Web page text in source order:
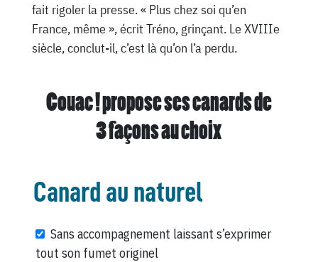
fait rigoler la presse. « Plus chez soi qu’en
France, même », écrit Tréno, grinçant. Le XVIIIe
siècle, conclut-il, c’est là qu’on l’a perdu.
Couac ! propose ses canards de
3 façons au choix
Canard au naturel
Sans accompagnement laissant s’exprimer
tout son fumet originel